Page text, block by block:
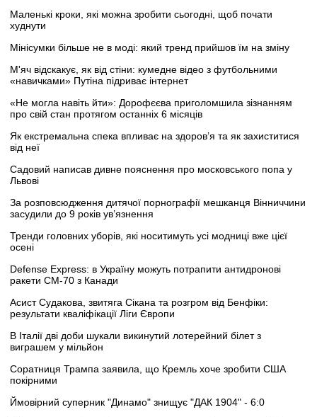
Маленькі кроки, які можна зробити сьогодні, щоб почати
худнути
Мінісумки більше не в моді: який тренд прийшов їм на зміну
М'яч відскакує, як від стіни: кумедне відео з футбольними
«навичками» Путіна підриває інтернет
«Не могла навіть йти»: Дорофєєва приголомшила зізнанням
про свій стан протягом останніх 6 місяців
Як екстремальна спека впливає на здоров’я та як захиститися
від неї
Садовий написав дивне пояснення про московського попа у
Львові
За розповсюдження дитячої порнографії мешканця Вінниччини
засудили до 9 років ув’язнення
Тренди головних уборів, які носитимуть усі модниці вже цієї
осені
Defense Express: в Україну можуть потрапити антидронові
ракети CM-70 з Канади
Асист Судакова, звитяга Сікана та розгром від Бенфіки:
результати кваліфікації Ліги Європи
В Італії дві доби шукали викинутий лотерейний білет з
виграшем у мільйон
Соратниця Трампа заявила, що Кремль хоче зробити США
покірними
Ймовірний суперник "Динамо" знищує "ДАК 1904" - 6:0